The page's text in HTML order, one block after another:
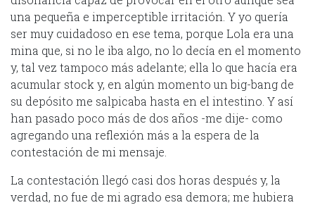
una pequeña e imperceptible irritación. Y yo quería
ser muy cuidadoso en ese tema, porque Lola era una
mina que, si no le iba algo, no lo decía en el momento
y, tal vez tampoco más adelante; ella lo que hacía era
acumular stock y, en algún momento un big-bang de
su depósito me salpicaba hasta en el intestino. Y así
han pasado poco más de dos años -me dije- como
agregando una reflexión más a la espera de la
contestación de mi mensaje.
La contestación llegó casi dos horas después y, la
verdad, no fue de mi agrado esa demora; me hubiera